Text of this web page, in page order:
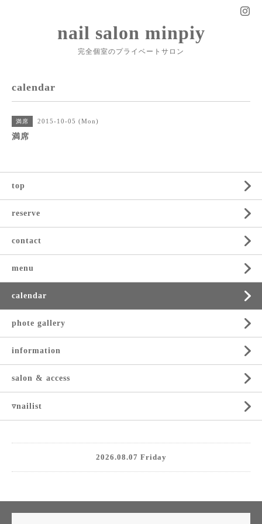
nail salon minpiy
完全個室のプライベートサロン
calendar
満席 2015-10-05 (Mon)
満席
top
reserve
contact
menu
calendar
phote gallery
information
salon & access
▿nailist
2026.08.07 Friday